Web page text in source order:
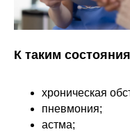
К таким
хроническая
пневмония;
астма;